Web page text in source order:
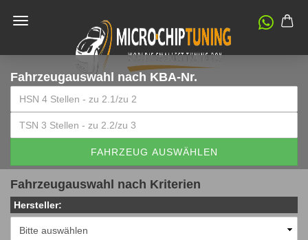
Fahrzeugauswahl nach KBA-Nr.
FAHRZEUG AUSWÄHLEN
Fahrzeugauswahl nach Kriterien
Hersteller: